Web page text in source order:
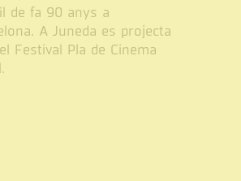
de fa 90 anys a
A Juneda es projecta
Festival Pla de Cinema